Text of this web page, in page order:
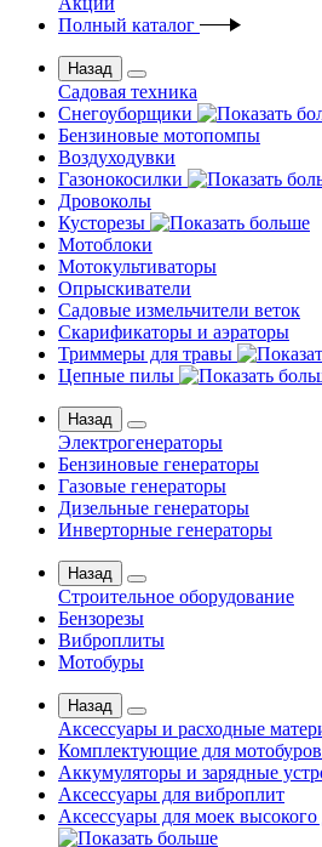
Полный каталог
Назад
Садовая техника
Снегоуборщики
Бензиновые мотопомпы
Воздуходувки
Газонокосилки
Дровоколы
Кусторезы
Мотоблоки
Мотокультиваторы
Опрыскиватели
Садовые измельчители веток
Скарификаторы и аэраторы
Триммеры для травы
Цепные пилы
Назад
Электрогенераторы
Бензиновые генераторы
Газовые генераторы
Дизельные генераторы
Инверторные генераторы
Назад
Строительное оборудование
Бензорезы
Виброплиты
Мотобуры
Назад
Аксессуары и расходные
Комплектующие для мотобуров
Аккумуляторы и зарядные
Аксессуары для виброплит
Аксессуары для моек высокого